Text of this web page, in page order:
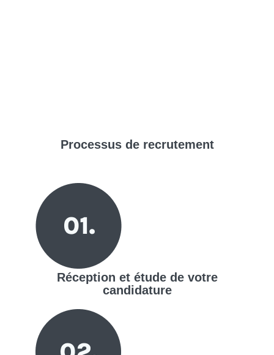
Processus de recrutement
Réception et étude de votre
candidature